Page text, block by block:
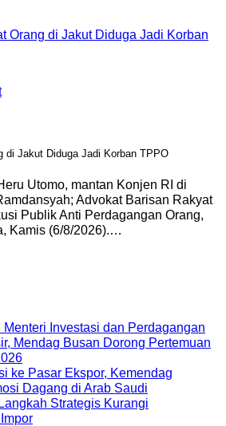
di Jakut Diduga Jadi Korban TPPO
Utomo, mantan Konjen RI di
Advokat Barisan Rakyat
Publik Anti Perdagangan Orang,
Kamis (6/8/2026).…
Menteri Investasi dan Perdagangan
Mendag Busan Dorong Pertemuan
ke Pasar Ekspor, Kemendag
Dagang di Arab Saudi
Strategis Kurangi